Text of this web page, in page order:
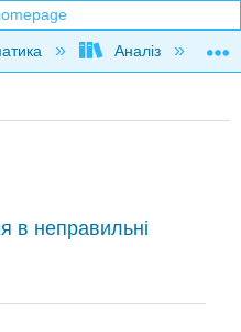
hierarchy
Аналіз
в неправильні